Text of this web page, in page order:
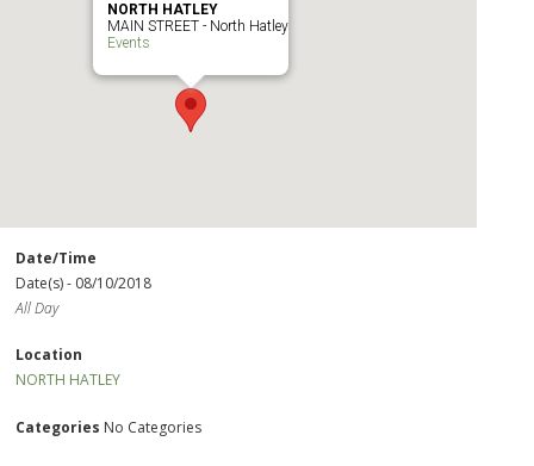
NORTH HATLEY
MAIN STREET - North Hatley
Events
Date/Time
Date(s) - 08/10/2018
All Day
Location
NORTH HATLEY
Categories No Categories